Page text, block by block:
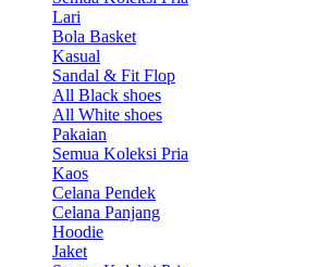
Lari
Bola Basket
Kasual
Sandal & Fit Flop
All Black shoes
All White shoes
Pakaian
Semua Koleksi Pria
Kaos
Celana Pendek
Celana Panjang
Hoodie
Jaket